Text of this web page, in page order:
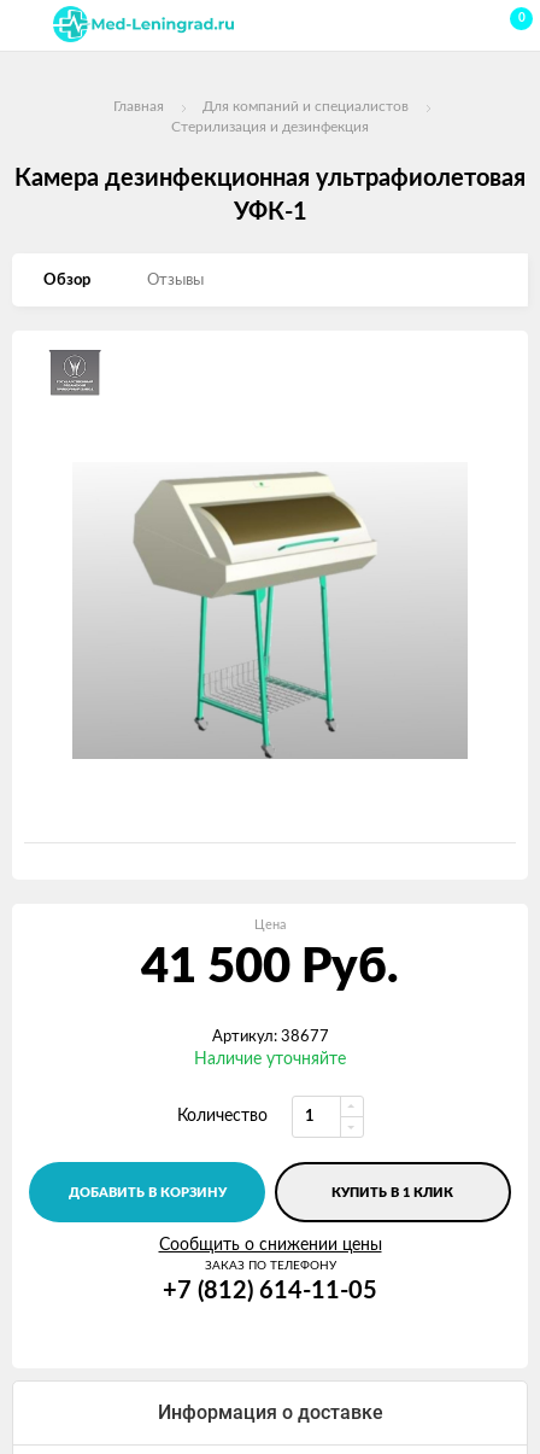
0
Главная
Для компаний и специалистов
Стерилизация и дезинфекция
Камера дезинфекционная ультрафиолетовая
УФК-1
Обзор Отзывы
Изображения
Цена
41 500 Руб.
Артикул: 38677
Наличие уточняйте
Количество
ДОБАВИТЬ В КОРЗИНУ КУПИТЬ В 1 КЛИК
Сообщить о снижении цены
ЗАКАЗ ПО ТЕЛЕФОНУ
+7 (812) 614-11-05
Информация о доставке